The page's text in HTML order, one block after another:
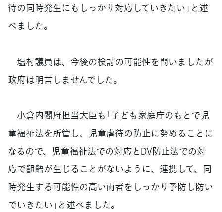
待の同時発生にもしっかり対応していきたい」と述
べました。
塩村議員は、今後の検討の可能性を問いましたが
政府は明言しませんでした。
小倉内閣府担当大臣も「子ども家庭庁のもとで児
童福祉法を所管し、児童虐待の防止に努めることに
なるので、児童福祉法での対応とDV防止法での対
応で齟齬が生じることがないように、連携して、同
時発生する可能性の高い両者をしっかり予防し防い
でいきたい」と述べました。